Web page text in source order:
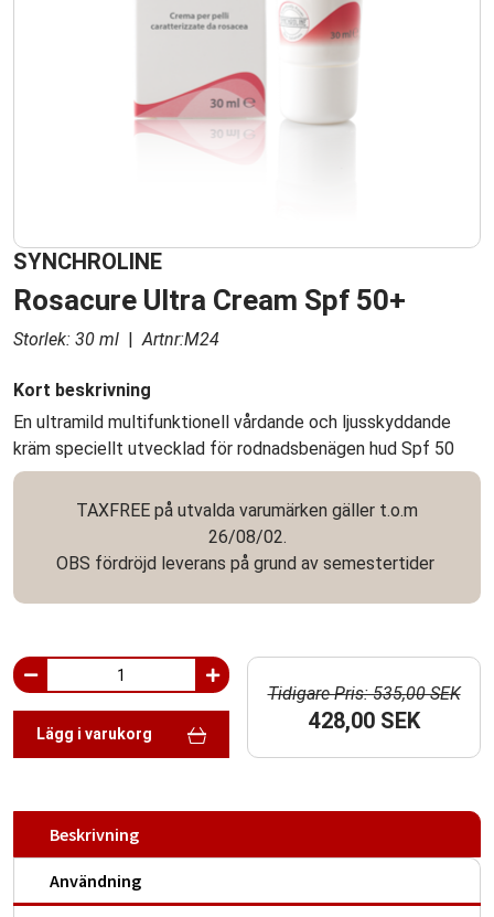
SYNCHROLINE
Rosacure Ultra Cream Spf 50+
Storlek: 30 ml | Artnr:M24
Kort beskrivning
En ultramild multifunktionell vårdande och ljusskyddande
kräm speciellt utvecklad för rodnadsbenägen hud Spf 50
TAXFREE på utvalda varumärken gäller t.o.m
26/08/02.
OBS fördröjd leverans på grund av semestertider
Lägg i varukorg
Tidigare Pris: 535,00 SEK
428,00 SEK
Beskrivning
Användning